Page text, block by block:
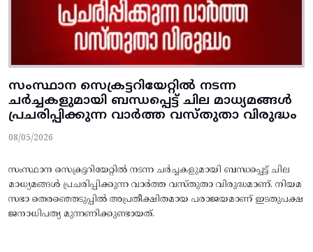
സംസ്ഥാന സെക്രട്ടറിയേറ്റില്‍ നടന്ന
ചര്‍ച്ചകളുമായി ബന്ധപ്പെട്ട്‌ ചില മാധ്യമങ്ങള്‍
പ്രചരിപ്പിക്കുന്ന വാര്‍ത്ത വസ്‌തുതാ വിരുദ്ധം
08/05/2026
സംസ്ഥാന സെക്രട്ടറിയേറ്റില്‍ നടന്ന ചര്‍ച്ചകളുമായി ബന്ധപ്പെട്ട്‌ ചില
മാധ്യമങ്ങള്‍ പ്രചരിപ്പിക്കുന്ന വാര്‍ത്ത വസ്‌തുതാ വിരുദ്ധമാണ്. നിയമ
സഭാ തെരഞ്ഞെടുപ്പില്‍ അപ്രതീക്ഷിതമായ പരാജയമാണ്‌ ഇടതുപക്ഷ
ജനാധിപത്യ മുന്നണിക്കുണ്ടായത്‌.